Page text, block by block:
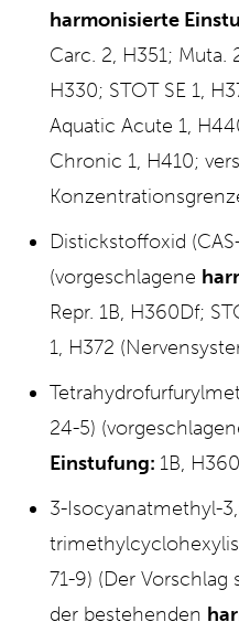
harmonisierte
Carc. 2, H351; Muta.
H330; STOT SE 1,
Aquatic Acute 1,
Chronic 1, H410;
Distickstoffoxid
(vorgeschlagene
Repr. 1B, H360Df;
1, H372
24-5)
Einstufung: 1B,
3-Isocyanatmethyl-
71-9) (Der
der bestehenden